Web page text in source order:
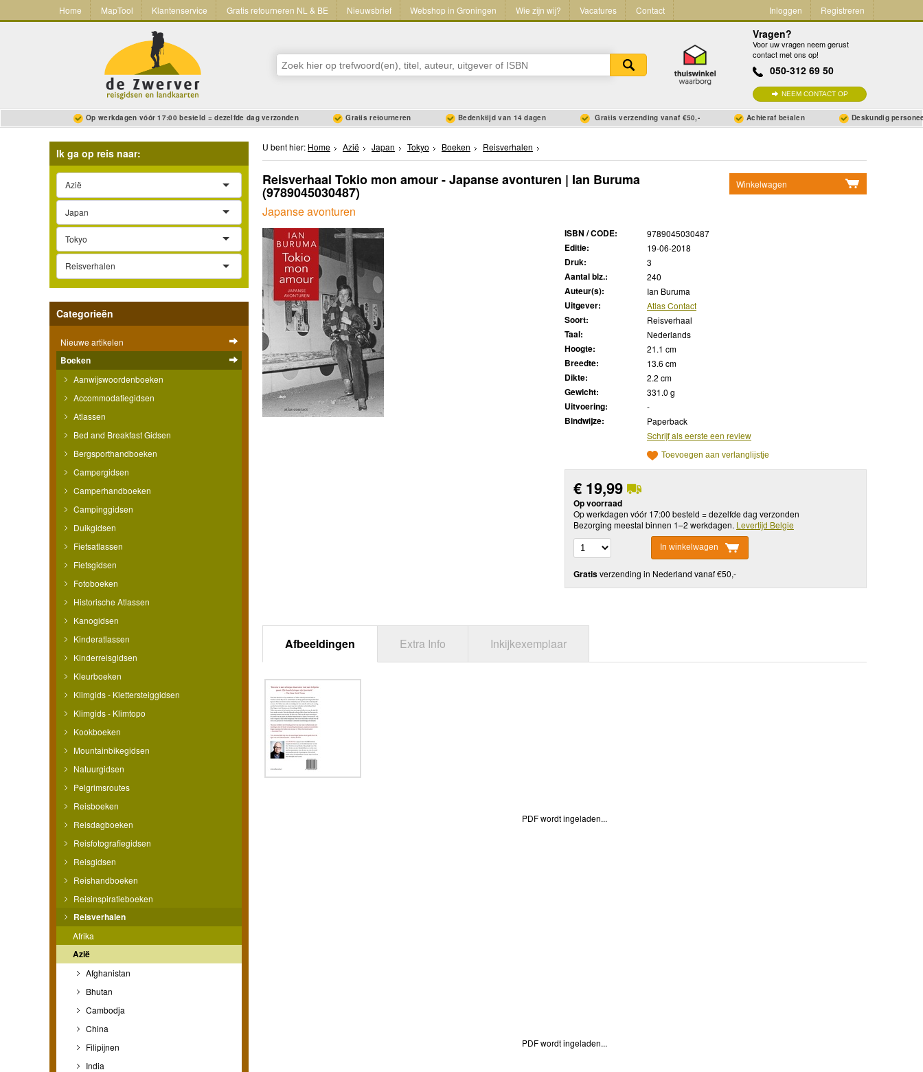
Home MapTool Klantenservice Gratis retourneren NL & BE Nieuwsbrief Webshop in Groningen Wie zijn wij? Vacatures Contact Inloggen Registreren
Vragen?
Voor uw vragen neem gerust
contact met ons op!
050-312 69 50
NEEM CONTACT OP
Op werkdagen vóór 17:00 besteld = dezelfde dag verzonden Gratis retourneren Bedenktijd van 14 dagen Gratis verzending vanaf €50,- Achteraf betalen Deskundig
Ik ga op reis naar:
Azië
Japan
Tokyo
Reisverhalen
Categorieën
Nieuwe artikelen
Boeken
Aanwijswoordenboeken
Accommodatiegidsen
Atlassen
Bed and Breakfast Gidsen
Bergsporthandboeken
Campergidsen
Camperhandboeken
Campinggidsen
Duikgidsen
Fietsatlassen
Fietsgidsen
Fotoboeken
Historische Atlassen
Kanogidsen
Kinderatlassen
Kinderreisgidsen
Kleurboeken
Klimgids - Klettersteiggidsen
Klimgids - Klimtopo
Kookboeken
Mountainbikegidsen
Natuurgidsen
Pelgrimsroutes
Reisboeken
Reisdagboeken
Reisfotografiegidsen
Reisgidsen
Reishandboeken
Reisinspiratieboeken
Reisverhalen
Afrika
Azië
Afghanistan
Bhutan
Cambodja
China
Filipijnen
India
U bent hier: Home Azië Japan Tokyo Boeken Reisverhalen
Winkelwagen
Reisverhaal Tokio mon amour - Japanse avonturen | Ian Buruma
(9789045030487)
Japanse avonturen
ISBN / CODE: 9789045030487
Editie: 19-06-2018
Druk: 3
Aantal blz.: 240
Auteur(s): Ian Buruma
Uitgever: Atlas Contact
Soort: Reisverhaal
Taal: Nederlands
Hoogte: 21.1 cm
Breedte: 13.6 cm
Dikte: 2.2 cm
Gewicht: 331.0 g
Uitvoering: -
Bindwijze:
Paperback
Schrijf als eerste een review
Toevoegen aan verlanglijstje
€ 19,99
Op voorraad
Op werkdagen vóór 17:00 besteld = dezelfde dag verzonden
Bezorging meestal binnen 1–2 werkdagen. Levertijd Belgie
In winkelwagen
Gratisverzending in Nederland vanaf €50,-
Afbeeldingen Extra Info Inkijkexemplaar
PDF wordt ingeladen...
PDF wordt ingeladen...